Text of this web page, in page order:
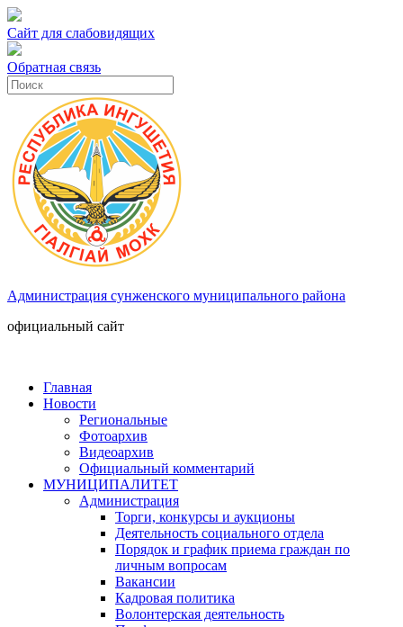
Сайт для слабовидящих
Обратная связь
Администрация сунженского муниципального района
официальный сайт
Главная
Новости
Региональные
Фотоархив
Видеоархив
Официальный комментарий
МУНИЦИПАЛИТЕТ
Администрация
Торги, конкурсы и аукционы
Деятельность социального отдела
Порядок и график приема граждан по
личным вопросам
Вакансии
Кадровая политика
Волонтерская деятельность